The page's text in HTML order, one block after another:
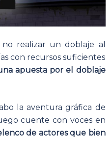
realizar un doblaje al
con recursos suficientes
apuesta por el doblaje
la aventura gráfica de
cuente con voces en
de actores que bien